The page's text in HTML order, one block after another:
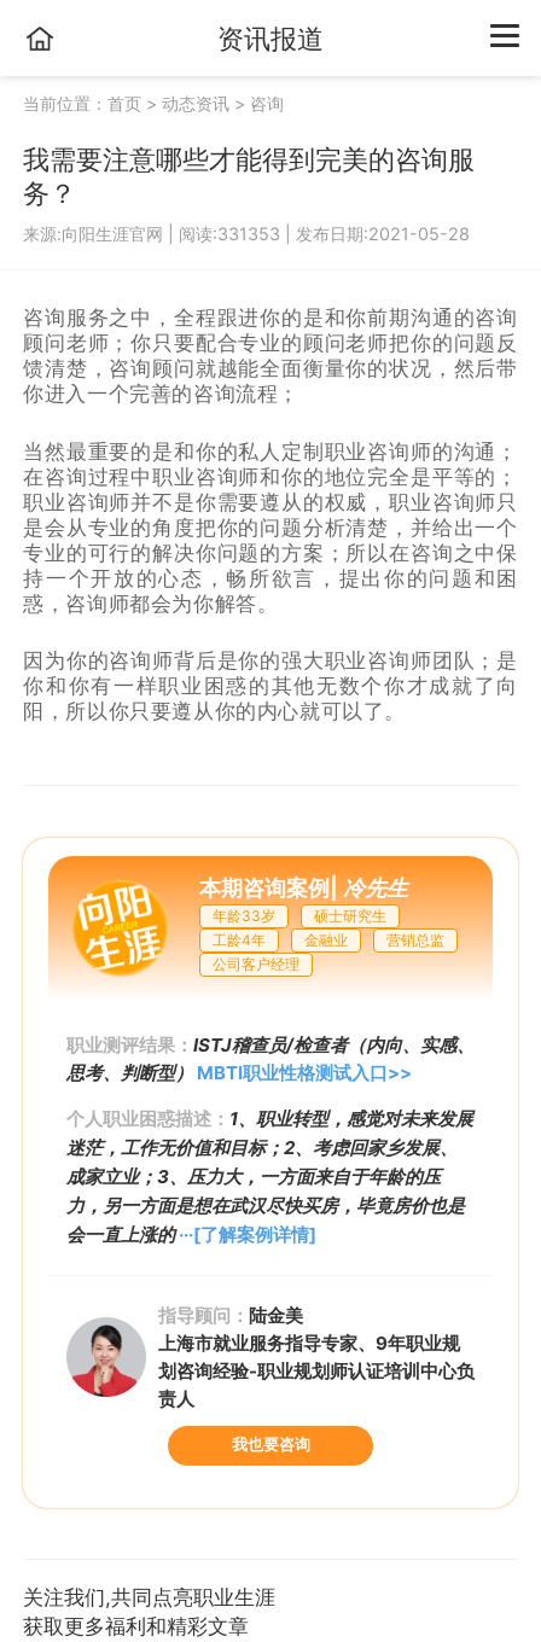
资讯报道
当前位置：首页 >动态资讯 > 咨询
我需要注意哪些才能得到完美的咨询服
务？
来源:向阳生涯官网 阅读:331353 发布日期:2021-05-28
咨询服务之中，全程跟进你的是和你前期沟通的咨询
顾问老师；你只要配合专业的顾问老师把你的问题反
馈清楚，咨询顾问就越能全面衡量你的状况，然后带
你进入一个完善的咨询流程；
当然最重要的是和你的私人定制职业咨询师的沟通；
在咨询过程中职业咨询师和你的地位完全是平等的；
职业咨询师并不是你需要遵从的权威，职业咨询师只
是会从专业的角度把你的问题分析清楚，并给出一个
专业的可行的解决你问题的方案；所以在咨询之中保
持一个开放的心态，畅所欲言，提出你的问题和困
惑，咨询师都会为你解答。
因为你的咨询师背后是你的强大职业咨询师团队；是
你和你有一样职业困惑的其他无数个你才成就了向
阳，所以你只要遵从你的内心就可以了。
本期咨询案例|冷先生
年龄33岁
硕士研究生
工龄4年
金融业
营销总监
公司客户经理
职业测评结果： ISTJ稽查员/检查者（内向、实感、
思考、判断型） MBTI职业性格测试入口>>
个人职业困惑描述： 1、职业转型，感觉对未来发展
迷茫，工作无价值和目标；2、考虑回家乡发展、
成家立业；3、压力大，一方面来自于年龄的压
力，另一方面是想在武汉尽快买房，毕竟房价也是
会一直上涨的 ···[了解案例详情]
指导顾问： 陆金美
上海市就业服务指导专家、9年职业规
划咨询经验-职业规划师认证培训中心负
责人
我也要咨询
关注我们,共同点亮职业生涯
获取更多福利和精彩文章